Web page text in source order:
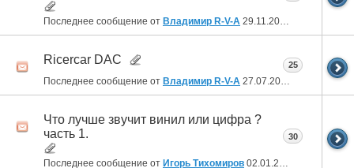
Последнее сообщение от Владимир R-V-A 29.11.2023
Ricercar DAC
Последнее сообщение от Владимир R-V-A 27.07.2021
25
Что лучше звучит винил или цифра ?
часть 1.
Последнее сообщение от Игорь Тихомиров 02.01.2021
30